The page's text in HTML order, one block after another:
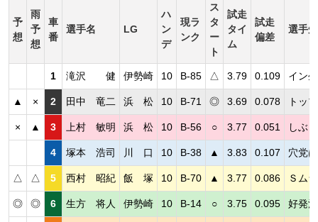
予
想
雨
予
想
車
番
選手名 LG
ハ
ン
デ
現ラ
ンク
ス
タ
ー
ト
試走
タイ
ム
試走
偏差
選手
1 滝沢 健 伊勢崎 10 B-85 △ 3.79 0.109 イン
▲ × 2 田中 竜二 浜 松 10 B-71 ◎ 3.69 0.078 トッ
× ▲ 3 上村 敏明 浜 松 10 B-56 ○ 3.77 0.051 しぶ
4 塚本 浩司 川 口 10 B-38 ▲ 3.83 0.107 穴党
△ △ 5 西村 昭紀 飯 塚 10 B-70 ▲ 3.77 0.086 Ｓム
◎ ◎ 6 生方 将人 伊勢崎 10 B-14 ○ 3.75 0.095 好発